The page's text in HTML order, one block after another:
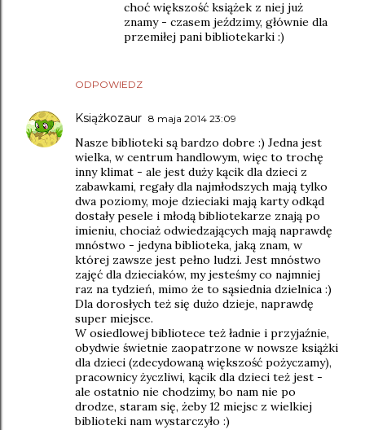
ODPOWIEDZ
choć większość książek z niej już
znamy - czasem jeździmy, głównie dla
przemiłej pani bibliotekarki :)
Książkozaur 8 maja 2014 23:09
Nasze biblioteki są bardzo dobre :) Jedna jest
wielka, w centrum handlowym, więc to trochę
inny klimat - ale jest duży kącik dla dzieci z
zabawkami, regały dla najmłodszych mają tylko
dwa poziomy, moje dzieciaki mają karty odkąd
dostały pesele i młodą bibliotekarze znają po
imieniu, chociaż odwiedzających mają naprawdę
mnóstwo - jedyna biblioteka, jaką znam, w
której zawsze jest pełno ludzi. Jest mnóstwo
zajęć dla dzieciaków, my jesteśmy co najmniej
raz na tydzień, mimo że to sąsiednia dzielnica :)
Dla dorosłych też się dużo dzieje, naprawdę
super miejsce.
W osiedlowej bibliotece też ładnie i przyjaźnie,
obydwie świetnie zaopatrzone w nowsze książki
dla dzieci (zdecydowaną większość pożyczamy),
pracownicy życzliwi, kącik dla dzieci też jest -
ale ostatnio nie chodzimy, bo nam nie po
drodze, staram się, żeby 12 miejsc z wielkiej
biblioteki nam wystarczyło :)